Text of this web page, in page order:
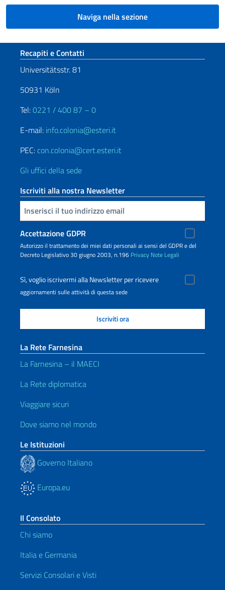
Naviga nella sezione
Sezione footer
Recapiti e Contatti
Universitätsstr. 81
50931 Köln
Tel:0221 / 400 87 – 0
E-mail: info.colonia@esteri.it
PEC: con.colonia@cert.esteri.it
Gli uffici della sede
Iscriviti alla nostra Newsletter
Inserisci la tua email
Accettazione GDPR
Autorizzo il trattamento dei miei dati personali ai sensi del GDPR e del
Decreto Legislativo 30 giugno 2003, n.196 Privacy Note Legali
Sì, voglio iscrivermi alla Newsletter per ricevere
aggiornamenti sulle attività di questa sede
La Rete Farnesina
La Farnesina – il MAECI
La Rete diplomatica
Viaggiare sicuri
Dove siamo nel mondo
Le Istituzioni
Governo Italiano
Europa.eu
Il Consolato
Chi siamo
Italia e Germania
Servizi Consolari e Visti